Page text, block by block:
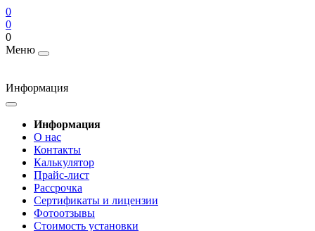
0
0
0
Меню
Информация
Информация
О нас
Контакты
Калькулятор
Прайс-лист
Рассрочка
Сертификаты и лицензии
Фотоотзывы
Стоимость установки